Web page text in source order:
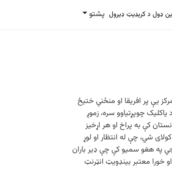
ډول د کریډیټ ډیرول پشتو
یې پر افریقا او منځني ختیځ
چوپړتیاوو سره، زموږ
کې به پراخ او هر اړخیز
شي، چې له انتظار او لوړ
په هغو سمیو کې چې ډیر باران
خورا معتبر بینډویټ انټرنټ